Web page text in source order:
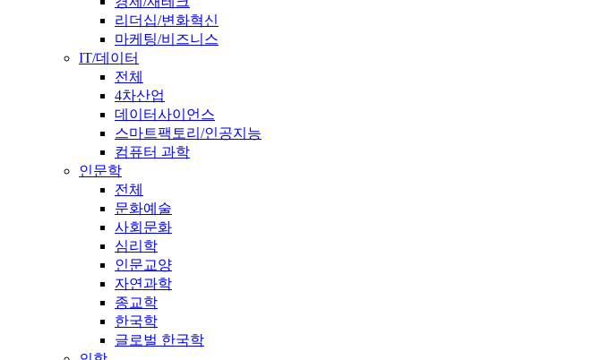
리더십/변화혁신
마케팅/비즈니스
IT/데이터
전체
4차산업
데이터사이언스
스마트팩토리/인공지능
컴퓨터 과학
인문학
전체
문화예술
사회문화
심리학
인문교양
자연과학
종교학
한국학
글로벌 한국학